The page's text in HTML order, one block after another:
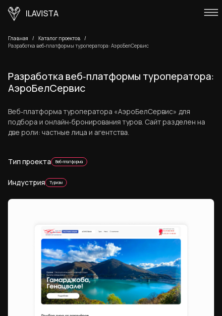
ILAVISTA
Главная
Каталог проектов
Разработка веб‑платформы туроператора: АэроБелСервис
Разработка веб‑платформы туроператора:
АэроБелСервис
Веб‑платформа туроператора «АэроБелСервис» для
подбора и онлайн‑бронирования туров. Сайт разделен на
две роли: частные лица и агентства.
Тип проекта Веб-платформа
Индустрия Туризм